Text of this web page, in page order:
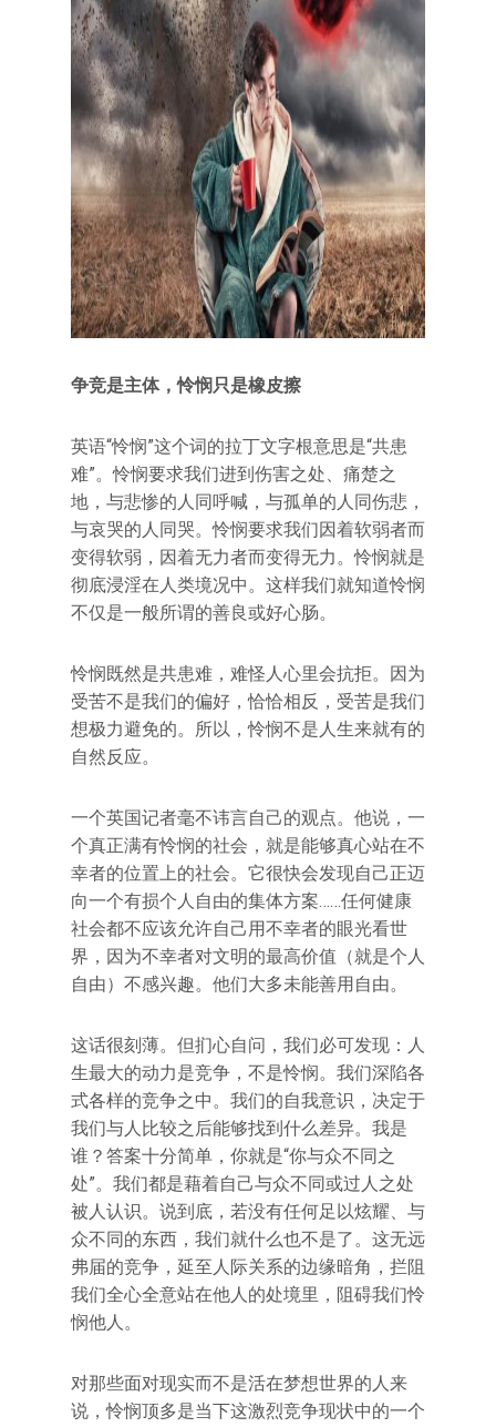
争竞是主体，怜悯只是橡皮擦
英语“怜悯”这个词的拉丁文字根意思是“共患
难”。怜悯要求我们进到伤害之处、痛楚之
地，与悲惨的人同呼喊，与孤单的人同伤悲，
与哀哭的人同哭。怜悯要求我们因着软弱者而
变得软弱，因着无力者而变得无力。怜悯就是
彻底浸淫在人类境况中。这样我们就知道怜悯
不仅是一般所谓的善良或好心肠。
怜悯既然是共患难，难怪人心里会抗拒。因为
受苦不是我们的偏好，恰恰相反，受苦是我们
想极力避免的。所以，怜悯不是人生来就有的
自然反应。
一个英国记者毫不讳言自己的观点。他说，一
个真正满有怜悯的社会，就是能够真心站在不
幸者的位置上的社会。它很快会发现自己正迈
向一个有损个人自由的集体方案……任何健康
社会都不应该允许自己用不幸者的眼光看世
界，因为不幸者对文明的最高价值（就是个人
自由）不感兴趣。他们大多未能善用自由。
这话很刻薄。但扪心自问，我们必可发现：人
生最大的动力是竞争，不是怜悯。我们深陷各
式各样的竞争之中。我们的自我意识，决定于
我们与人比较之后能够找到什么差异。我是
谁？答案十分简单，你就是“你与众不同之
处”。我们都是藉着自己与众不同或过人之处
被人认识。说到底，若没有任何足以炫耀、与
众不同的东西，我们就什么也不是了。这无远
弗届的竞争，延至人际关系的边缘暗角，拦阻
我们全心全意站在他人的处境里，阻碍我们怜
悯他人。
对那些面对现实而不是活在梦想世界的人来
说，怜悯顶多是当下这激烈竞争现状中的一个